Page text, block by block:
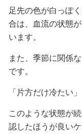
足先の色が白っぽ
合は、血流の状態
います。
また、季節に関係
です。
「片方だけ冷たい
このような状態が
認したほうが良い